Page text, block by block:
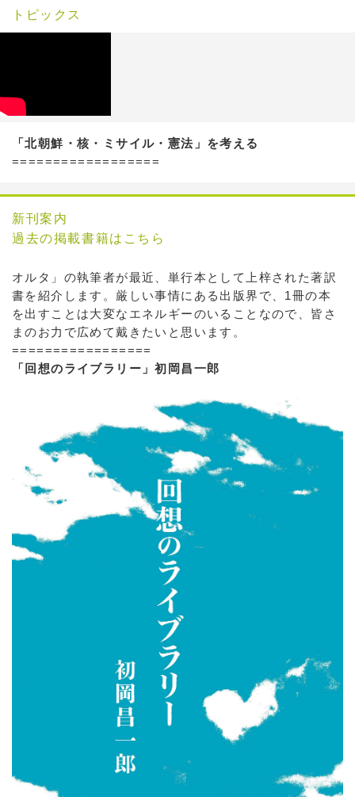
トピックス
「北朝鮮・核・ミサイル・憲法」を考える
==================
新刊案内
過去の掲載書籍はこちら
オルタ」の執筆者が最近、単行本として上梓された著訳
書を紹介します。厳しい事情にある出版界で、1冊の本
を出すことは大変なエネルギーのいることなので、皆さ
まのお力で広めて戴きたいと思います。
=================
「回想のライブラリー」初岡昌一郎